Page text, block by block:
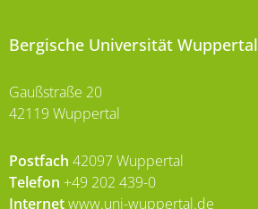
Bergische Universität Wuppertal
Gaußstraße 20
42119 Wuppertal
Postfach 42097 Wuppertal
Telefon +49 202 439-0
Internetwww.uni-wuppertal.de